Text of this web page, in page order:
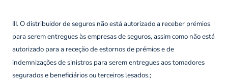
III. O distribuidor de seguros não está autorizado a receber prémios
para serem entregues às empresas de seguros, assim como não está
autorizado para a receção de estornos de prémios e de
indemnizações de sinistros para serem entregues aos tomadores
segurados e beneficiários ou terceiros lesados.;